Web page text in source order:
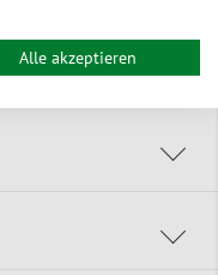
anfordern
Alle akzeptieren